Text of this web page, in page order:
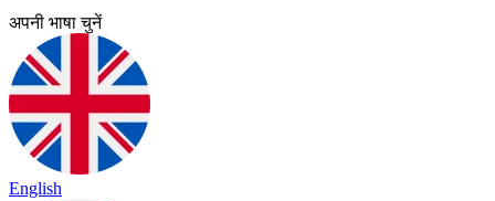
अपनी भाषा चुनें
English